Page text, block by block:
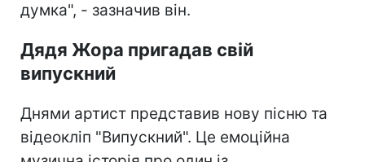
думка", - зазначив він.
Дядя Жора пригадав свій
випускний
Днями артист представив нову пісню та
відеокліп "Випускний". Це емоційна